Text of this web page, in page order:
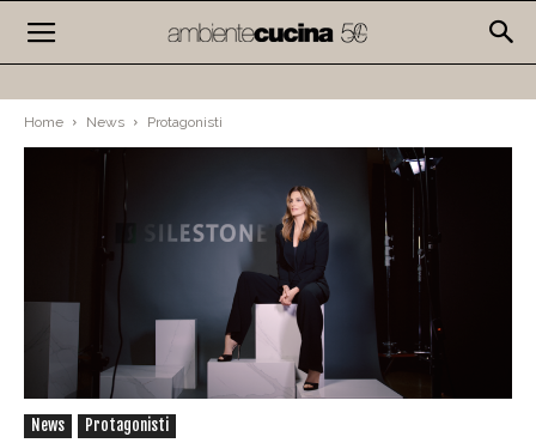
Home News Protagonisti
News Protagonisti